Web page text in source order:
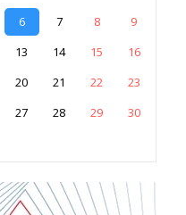
6 7 8
9
13 14 15
16
20 21 22
23
27 28 29
30